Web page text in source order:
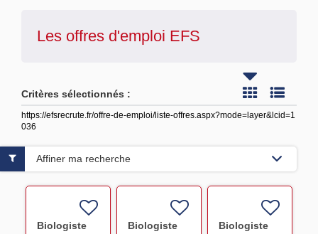
Les offres d'emploi EFS
Critères sélectionnés :
https://efsrecrute.fr/offre-de-emploi/liste-offres.aspx?mode=layer&lcid=1
036
Biologiste
Biologiste
Biologiste
Affiner ma recherche